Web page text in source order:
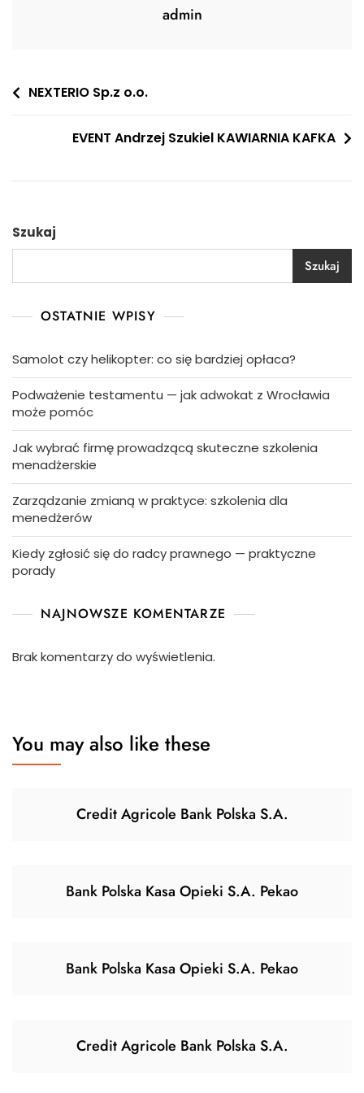
admin
Nawigacja
NEXTERIO Sp.z o.o.
EVENT Andrzej Szukiel KAWIARNIA KAFKA
Szukaj
Szukaj
OSTATNIE WPISY
Samolot czy helikopter: co się bardziej opłaca?
Podważenie testamentu — jak adwokat z Wrocławia
może pomóc
Jak wybrać firmę prowadzącą skuteczne szkolenia
menadżerskie
Zarządzanie zmianą w praktyce: szkolenia dla
menedżerów
Kiedy zgłosić się do radcy prawnego — praktyczne
porady
NAJNOWSZE KOMENTARZE
Brak komentarzy do wyświetlenia.
You may also like these
Credit Agricole Bank Polska S.A.
Bank Polska Kasa Opieki S.A. Pekao
Bank Polska Kasa Opieki S.A. Pekao
Credit Agricole Bank Polska S.A.